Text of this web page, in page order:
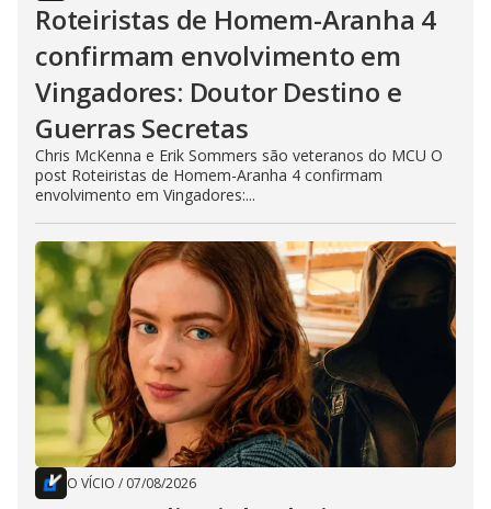
Roteiristas de Homem-Aranha 4
confirmam envolvimento em
Vingadores: Doutor Destino e
Guerras Secretas
Chris McKenna e Erik Sommers são veteranos do MCU O
post Roteiristas de Homem-Aranha 4 confirmam
envolvimento em Vingadores:...
O VÍCIO / 07/08/2026